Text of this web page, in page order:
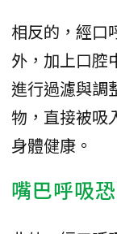
相反的，經口
外，加上口腔
進行過濾與調
物，直接被吸
身體健康。
嘴巴呼吸